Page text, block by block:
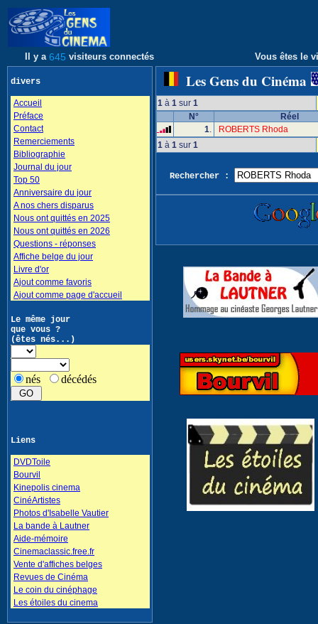
Il y a 645 visiteurs connectés Vous êtes le
divers
Accueil
Préface
Contact
Remerciements
Bibliographie
Journal du jour
Top 50
Anniversaire du jour
A nos chers disparus
Nous ont quittés en 2025
Nous ont quittés en 2026
Questions - réponses
Affiche belge du jour
Livre d'or
Ajout comme favoris
Ajout comme page d'accueil
Le même jour
que vous ?
(êtes nés...)
nés décédés
Liens
DVDToile
Bourvil
Kinepolis cinema
CinéArtistes
Photos d'Isabelle Vautier
La bande à Lautner
Aide-mémoire
Cinemaclassic.free.fr
Vente d'affiches belges
Revues de Cinéma
Le coin du cinéphage
Les étoiles du cinema
Les Gens du Cinéma
1 à 1 sur 1
N°
Réel
1.
ROBERTS Rhoda
1 à 1 sur 1
Rechercher :